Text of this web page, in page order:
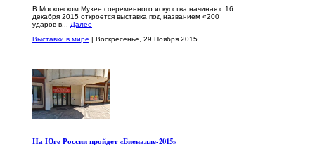
В Московском Музее современного искусства начиная с 16
декабря 2015 откроется выставка под названием «200
ударов в... Далее
Выставки в мире | Воскресенье, 29 Ноября 2015
На Юге России пройдет «Биеналле-2015»